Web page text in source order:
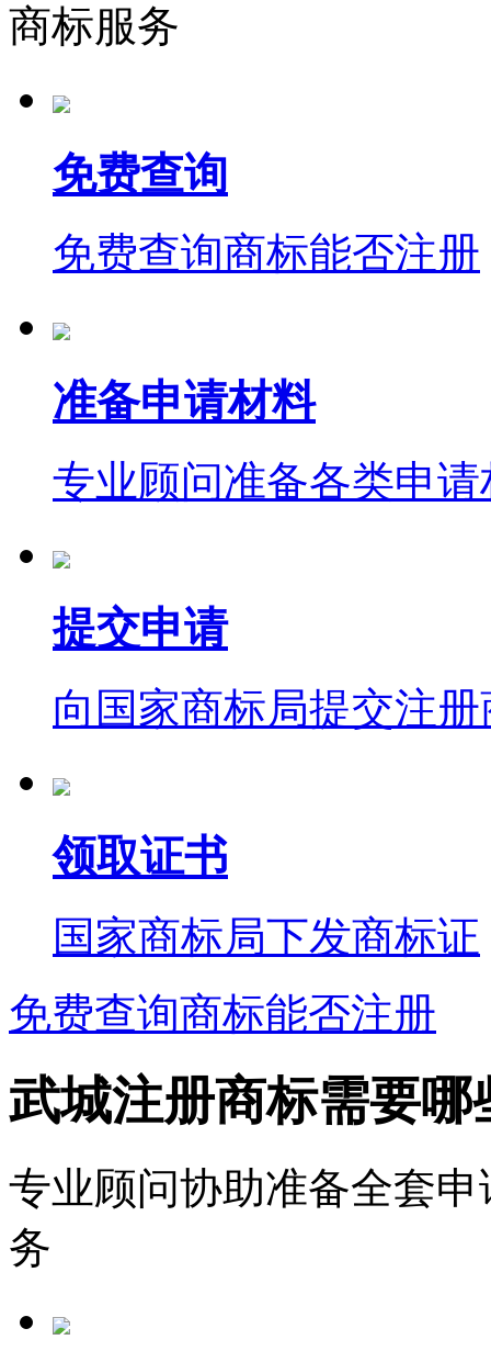
商标服务
免费查询
免费查询商标能否注册
准备申请材料
专业顾问准备各类申请
提交申请
向国家商标局提交注
领取证书
国家商标局下发商标证
免费查询商标能否注册
武城注册商标需要哪
专业顾问协助准备全套
务